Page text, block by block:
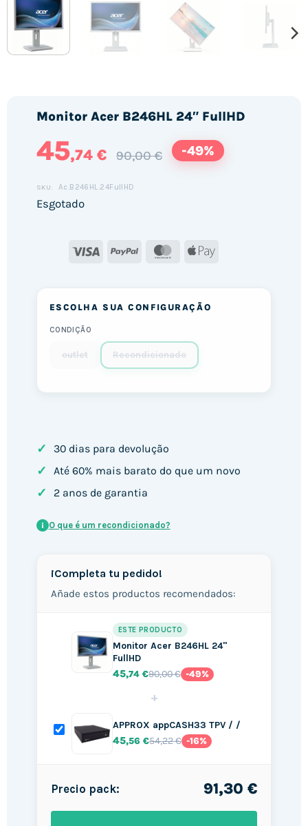
Monitor Acer B246HL 24″ FullHD
45,74 € 90,00 € -49%
SKU: Ac.B246HL.24FullHD
Esgotado
Visa PayPal MasterCard
Apple
ESCOLHA SUA CONFIGURAÇÃO
CONDIÇÃO
outlet Recondicionado
✓ 30 dias para devolução
✓ Até 60% mais barato do que um novo
✓ 2 anos de garantia
i O que é um recondicionado?
¡Completa tu pedido!
Añade estos productos recomendados:
ESTE PRODUCTO
Monitor Acer B246HL 24"
FullHD
45,74 €90,00 € -49%
+
APPROX appCASH33 TPV / /
45,56 €54,22 € -16%
Precio pack: 91,30 €